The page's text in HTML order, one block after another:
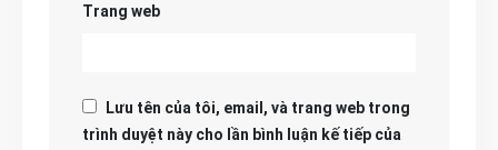
Trang web
Lưu tên của tôi, email, và trang web trong
trình duyệt này cho lần bình luận kế tiếp của